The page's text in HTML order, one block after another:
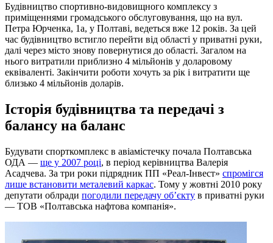
Будівництво спортивно-видовищного комплексу з
приміщеннями громадського обслуговування, що на вул.
Петра Юрченка, 1а, у Полтаві, ведеться вже 12 років. За цей
час будівництво встигло перейти від області у приватні руки,
далі через місто знову повернутися до області. Загалом на
нього витратили приблизно 4 мільйонів у доларовому
еквіваленті. Закінчити роботи хочуть за рік і витратити ще
близько 4 мільйонів доларів.
Історія будівництва та передачі з
балансу на баланс
Будувати спорткомплекс в авіамістечку почала Полтавська
ОДА — ще у 2007 році, в період керівництва Валерія
Асадчева. За три роки підрядник ПП «Реал-Інвест» спромігся
лише встановити металевий каркас. Тому у жовтні 2010 року
депутати облради погодили передачу об’єкту в приватні руки
— ТОВ «Полтавська нафтова компанія».